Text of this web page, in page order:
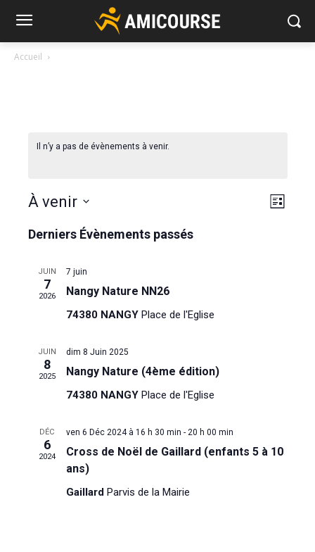
Accueil
Il n’y a pas de évènements à venir.
Liste
À venir
une
Derniers Évènements passés
JUIN
7
2026
7 juin
Nangy Nature NN26
74380 NANGY Place de l'Eglise
JUIN
8
2025
dim 8 Juin 2025
Nangy Nature (4ème édition)
74380 NANGY Place de l'Eglise
DÉC
6
2024
ven 6 Déc 2024 à 16 h 30 min - 20 h 00 min
Cross de Noël de Gaillard (enfants 5 à 10
ans)
Gaillard Parvis de la Mairie